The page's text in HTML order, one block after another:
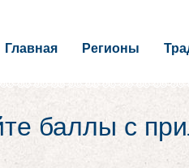
Главная Регионы
баллы с